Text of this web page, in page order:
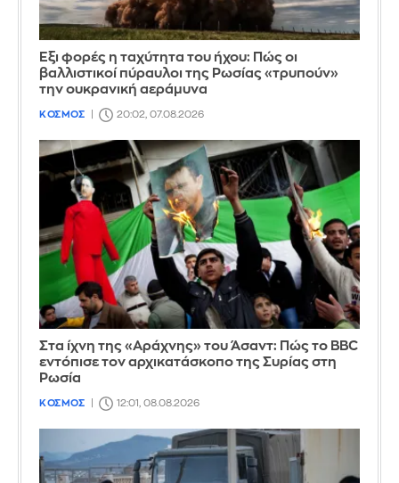
Έξι φορές η ταχύτητα του ήχου: Πώς οι
βαλλιστικοί πύραυλοι της Ρωσίας «τρυπούν»
την ουκρανική αεράμυνα
ΚΟΣΜΟΣ 20:02, 07.08.2026
Στα ίχνη της «Αράχνης» του Άσαντ: Πώς το BBC
εντόπισε τον αρχικατάσκοπο της Συρίας στη
Ρωσία
ΚΟΣΜΟΣ 12:01, 08.08.2026